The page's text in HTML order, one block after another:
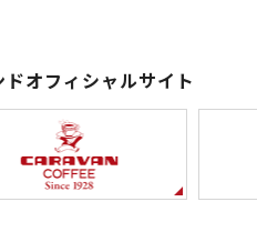
ドオフィシャルサイト